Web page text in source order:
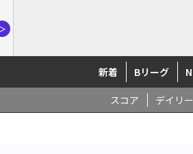
＞
新着 Bリーグ
スコア デイリ